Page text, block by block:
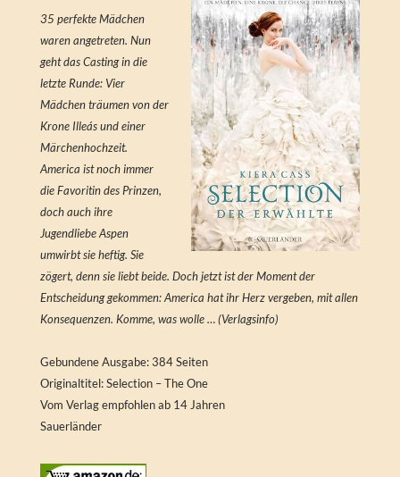
35 perfekte Mädchen
waren angetreten. Nun
geht das Casting in die
letzte Runde: Vier
Mädchen träumen von der
Krone Illeás und einer
Märchenhochzeit.
America ist noch immer
die Favoritin des Prinzen,
doch auch ihre
Jugendliebe Aspen
umwirbt sie heftig. Sie
zögert, denn sie liebt beide. Doch jetzt ist der Moment der
Entscheidung gekommen: America hat ihr Herz vergeben, mit allen
Konsequenzen. Komme, was wolle … (Verlagsinfo)
Gebundene Ausgabe: 384 Seiten
Originaltitel: Selection – The One
Vom Verlag empfohlen ab 14 Jahren
Sauerländer